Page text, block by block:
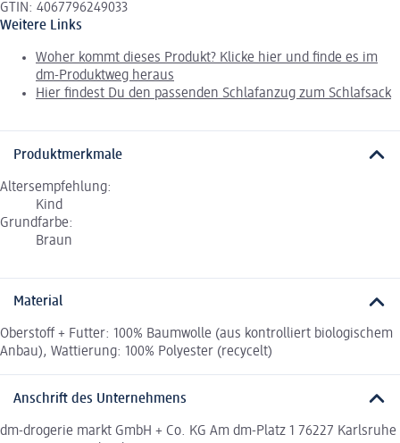
GTIN: 4067796249033
Weitere Links
Woher kommt dieses Produkt? Klicke hier und finde es im
dm-Produktweg heraus
Hier findest Du den passenden Schlafanzug zum Schlafsack
Produktmerkmale
Altersempfehlung:
Kind
Grundfarbe:
Braun
Material
Oberstoff + Futter: 100% Baumwolle (aus kontrolliert biologischem
Anbau), Wattierung: 100% Polyester (recycelt)
Anschrift des Unternehmens
dm-drogerie markt GmbH + Co. KG Am dm-Platz 1 76227 Karlsruhe